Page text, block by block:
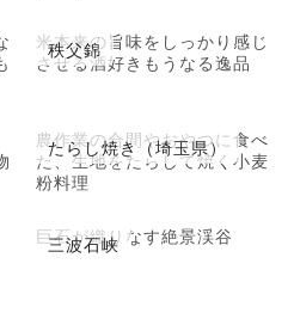
秩父錦
米本来の旨味をしっかり感じ
させる酒好きもうなる逸品
たらし焼き（埼玉県）
農作業の合間やおやつに食べ
た、生地をたらして焼く小麦
粉料理
三波石峡
巨石が織りなす絶景渓谷